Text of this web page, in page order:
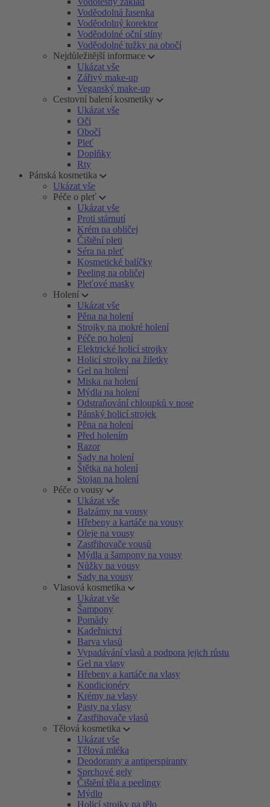
Voděodolná řasenka
Voděodolný korektor
Voděodolné oční stíny
Voděodolné tužky na obočí
Nejdůležitější informace
Ukázat vše
Zářivý make-up
Veganský make-up
Cestovní balení kosmetiky
Ukázat vše
Oči
Obočí
Pleť
Doplňky
Rty
Pánská kosmetika
Ukázat vše
Péče o pleť
Ukázat vše
Proti stárnutí
Krém na obličej
Čištění pleti
Séra na pleť
Kosmetické balíčky
Peeling na obličej
Pleťové masky
Holení
Ukázat vše
Pěna na holení
Strojky na mokré holení
Péče po holení
Elektrické holicí strojky
Holicí strojky na žiletky
Gel na holení
Miska na holení
Mýdla na holení
Odstraňování chloupků v nose
Pánský holicí strojek
Pěna na holení
Před holením
Razor
Sady na holení
Štětka na holení
Stojan na holení
Péče o vousy
Ukázat vše
Balzámy na vousy
Hřebeny a kartáče na vousy
Oleje na vousy
Zastřihovače vousů
Mýdla a šampony na vousy
Nůžky na vousy
Sady na vousy
Vlasová kosmetika
Ukázat vše
Šampony
Pomády
Kadeřnictví
Barva vlasů
Vypadávání vlasů a podpora jejich růstu
Gel na vlasy
Hřebeny a kartáče na vlasy
Kondicionéry
Krémy na vlasy
Pasty na vlasy
Zastřihovače vlasů
Tělová kosmetika
Ukázat vše
Tělová mléka
Deodoranty a antiperspiranty
Sprchové gely
Čištění těla a peelingy
Mýdlo
Holicí strojky na tělo